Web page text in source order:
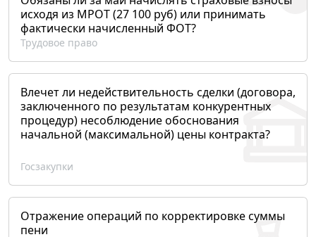
исходя из МРОТ (27 100 руб) или принимать
фактически начисленный ФОТ?
Трудовое право
Влечет ли недействительность сделки (договора,
заключенного по результатам конкурентных
процедур) несоблюдение обоснования
начальной (максимальной) цены контракта?
Госзакупки
Отражение операций по корректировке суммы
пени